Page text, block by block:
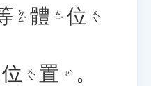
ㄉㄥˇ 體 ㄊㄧˇ 位 ㄨㄟˋ
位 ㄨㄟˋ 置 ㄓˋ
。